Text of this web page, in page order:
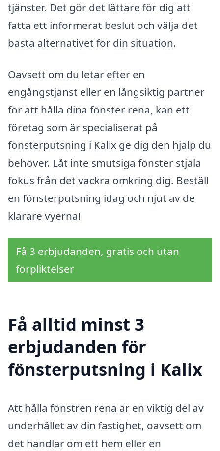
tjänster. Det gör det lättare för dig att
fatta ett informerat beslut och välja det
bästa alternativet för din situation.
Oavsett om du letar efter en
engångstjänst eller en långsiktig partner
för att hålla dina fönster rena, kan ett
företag som är specialiserat på
fönsterputsning i Kalix ge dig den hjälp du
behöver. Låt inte smutsiga fönster stjäla
fokus från det vackra omkring dig. Beställ
en fönsterputsning idag och njut av de
klarare vyerna!
Få 3 erbjudanden, gratis och utan
förpliktelser
Få alltid minst 3
erbjudanden för
fönsterputsning i Kalix
Att hålla fönstren rena är en viktig del av
underhållet av din fastighet, oavsett om
det handlar om ett hem eller en